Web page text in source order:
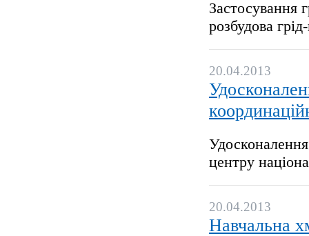
Застосування
розбудова
20.04.2013
Удосконалення
центру
20.04.2013
Навчальна